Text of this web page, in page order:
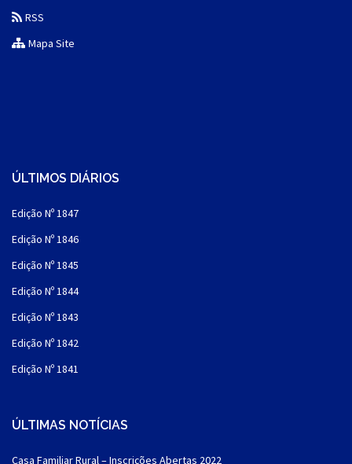
RSS
Mapa Site
ÚLTIMOS DIÁRIOS
Edição Nº 1847
Edição Nº 1846
Edição Nº 1845
Edição Nº 1844
Edição Nº 1843
Edição Nº 1842
Edição Nº 1841
ÚLTIMAS NOTÍCIAS
Casa Familiar Rural – Inscrições Abertas 2022